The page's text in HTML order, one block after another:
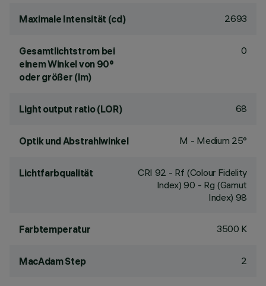
Maximale Intensität (cd) 2693
Gesamtlichtstrom bei
einem Winkel von 90°
oder größer (lm)
0
Light output ratio (LOR) 68
Optik und Abstrahlwinkel M - Medium 25°
Lichtfarbqualität CRI 92 - Rf (Colour Fidelity
Index) 90 - Rg (Gamut
Index) 98
Farbtemperatur 3500 K
MacAdam Step 2